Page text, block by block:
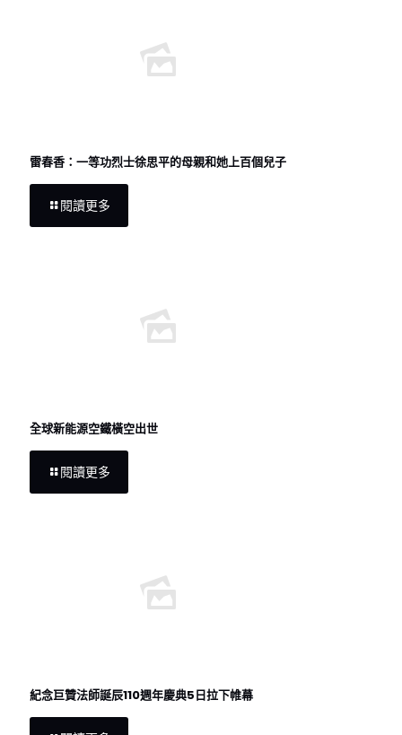
雷春香：一等功烈士徐思平的母親和她上百個兒子
閱讀更多
全球新能源空鐵橫空出世
閱讀更多
紀念巨贊法師誕辰110週年慶典5日拉下帷幕